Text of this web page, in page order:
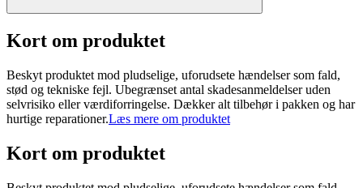
Kort om produktet
Beskyt produktet mod pludselige, uforudsete hændelser som fald,
stød og tekniske fejl. Ubegrænset antal skadesanmeldelser uden
selvrisiko eller værdiforringelse. Dækker alt tilbehør i pakken og har
hurtige reparationer.Læs mere om produktet
Kort om produktet